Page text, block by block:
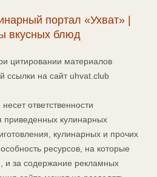
портал «Ухват» |
вкусных блюд
цитировании материалов
ссылки на сайт uhvat.club
ответственности
приведенных кулинарных
кулинарных и прочих
ресурсов, на которые
и за содержание рекламных